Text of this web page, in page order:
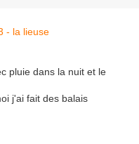
pluie dans la nuit et le
j'ai fait des balais